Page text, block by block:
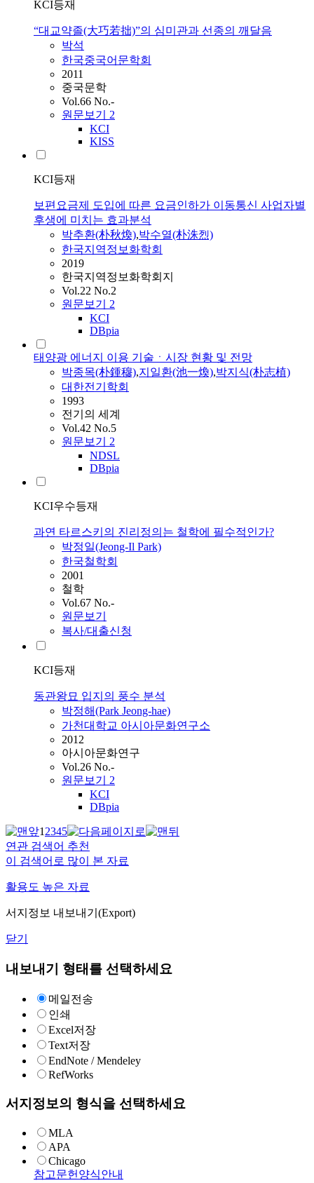
KCI등재
“대교약졸(大巧若拙)”의 심미관과 선종의 깨달음
박석
한국중국어문학회
2011
중국문학
Vol.66 No.-
원문보기 2
KCI
KISS
KCI등재
보편요금제 도입에 따른 요금인하가 이동통신 사업자별
후생에 미치는 효과분석
박추환(朴秋煥),박수열(朴洙烈)
한국지역정보화학회
2019
한국지역정보화학회지
Vol.22 No.2
원문보기 2
KCI
DBpia
태양광 에너지 이용 기술ㆍ시장 현황 및 전망
박종목(朴鍾穆),지일환(池一煥),박지식(朴志植)
대한전기학회
1993
전기의 세계
Vol.42 No.5
원문보기 2
NDSL
DBpia
KCI우수등재
과연 타르스키의 진리정의는 철학에 필수적인가?
박정일(Jeong-Il Park)
한국철학회
2001
철학
Vol.67 No.-
원문보기
복사/대출신청
KCI등재
동관왕묘 입지의 풍수 분석
박정해(Park Jeong-hae)
가천대학교 아시아문화연구소
2012
아시아문화연구
Vol.26 No.-
원문보기 2
KCI
DBpia
12345
연관 검색어 추천
이 검색어로 많이 본 자료
활용도 높은 자료
서지정보 내보내기(Export)
닫기
내보내기 형태를 선택하세요
메일전송
인쇄
Excel저장
Text저장
EndNote / Mendeley
RefWorks
서지정보의 형식을 선택하세요
MLA
APA
Chicago
참고문헌양식안내